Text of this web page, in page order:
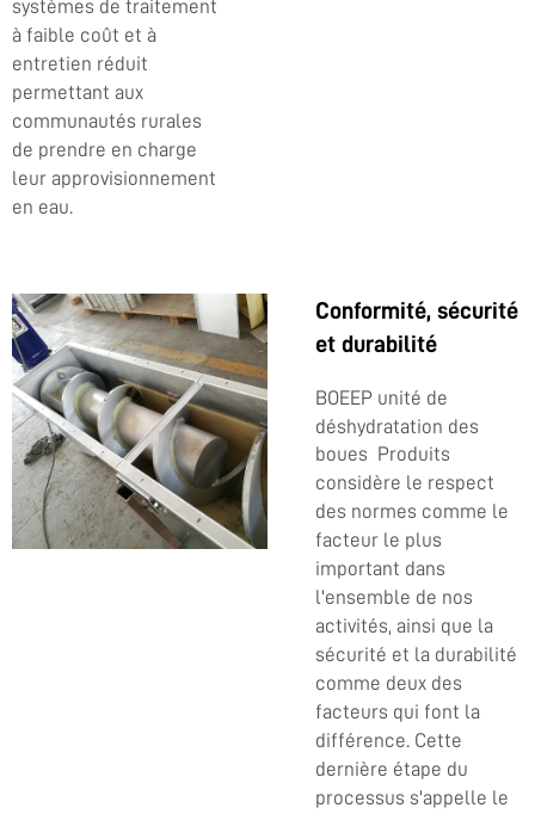
systèmes de traitement
à faible coût et à
entretien réduit
permettant aux
communautés rurales
de prendre en charge
leur approvisionnement
en eau.
Conformité, sécurité
et durabilité
BOEEP unité de
déshydratation des
boues Produits
considère le respect
des normes comme le
facteur le plus
important dans
l'ensemble de nos
activités, ainsi que la
sécurité et la durabilité
comme deux des
facteurs qui font la
différence. Cette
dernière étape du
processus s'appelle le